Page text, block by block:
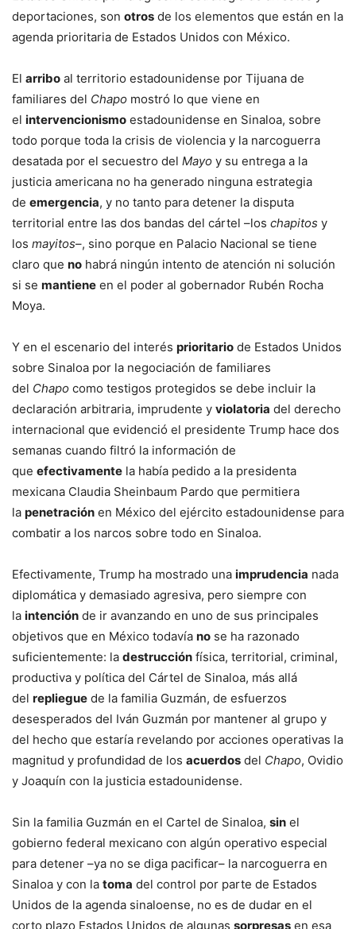
deportaciones, son otros de los elementos que están en la
agenda prioritaria de Estados Unidos con México.
El arribo al territorio estadounidense por Tijuana de
familiares del Chapo mostró lo que viene en
el intervencionismo estadounidense en Sinaloa, sobre
todo porque toda la crisis de violencia y la narcoguerra
desatada por el secuestro del Mayo y su entrega a la
justicia americana no ha generado ninguna estrategia
de emergencia, y no tanto para detener la disputa
territorial entre las dos bandas del cártel –los chapitos y
los mayitos–, sino porque en Palacio Nacional se tiene
claro que no habrá ningún intento de atención ni solución
si se mantiene en el poder al gobernador Rubén Rocha
Moya.
Y en el escenario del interés prioritario de Estados Unidos
sobre Sinaloa por la negociación de familiares
del Chapo como testigos protegidos se debe incluir la
declaración arbitraria, imprudente y violatoria del derecho
internacional que evidenció el presidente Trump hace dos
semanas cuando filtró la información de
que efectivamente la había pedido a la presidenta
mexicana Claudia Sheinbaum Pardo que permitiera
la penetración en México del ejército estadounidense para
combatir a los narcos sobre todo en Sinaloa.
Efectivamente, Trump ha mostrado una imprudencia nada
diplomática y demasiado agresiva, pero siempre con
la intención de ir avanzando en uno de sus principales
objetivos que en México todavía no se ha razonado
suficientemente: la destrucción física, territorial, criminal,
productiva y política del Cártel de Sinaloa, más allá
del repliegue de la familia Guzmán, de esfuerzos
desesperados del Iván Guzmán por mantener al grupo y
del hecho que estaría revelando por acciones operativas la
magnitud y profundidad de los acuerdos del Chapo, Ovidio
y Joaquín con la justicia estadounidense.
Sin la familia Guzmán en el Cartel de Sinaloa, sin el
gobierno federal mexicano con algún operativo especial
para detener –ya no se diga pacificar– la narcoguerra en
Sinaloa y con la toma del control por parte de Estados
Unidos de la agenda sinaloense, no es de dudar en el
corto plazo Estados Unidos de algunas sorpresas en esa